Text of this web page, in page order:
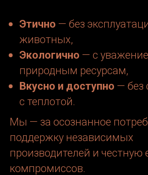
Этично — без
животных,
Экологично — с
природным ресурсам,
Вкусно и доступно — без
с теплотой.
Мы — за осознанное
поддержку независимых
производителей и честную
компромиссов.